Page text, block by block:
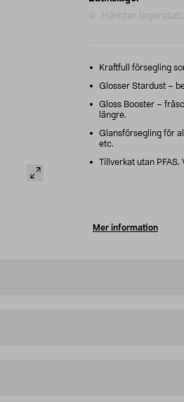
Hämtar
Kraftfull försegling
Glosser Stardust –
Gloss Booster –
längre.
Glansförsegling för
etc.
Tillverkat utan PFAS.
Mer information